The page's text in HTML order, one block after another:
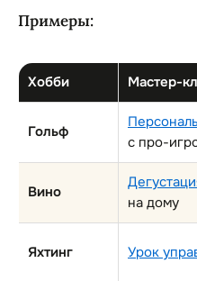
Примеры:
Хобби Мастер-
Гольф
с про-
Вино
на дому
Яхтинг Урок